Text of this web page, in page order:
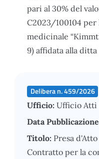
pari al 30% del
C2023/100104
medicinale
9) affidata alla
Delibera n. 459/2026
Ufficio: Ufficio Atti
Data
Titolo: Presa
Contratto per la